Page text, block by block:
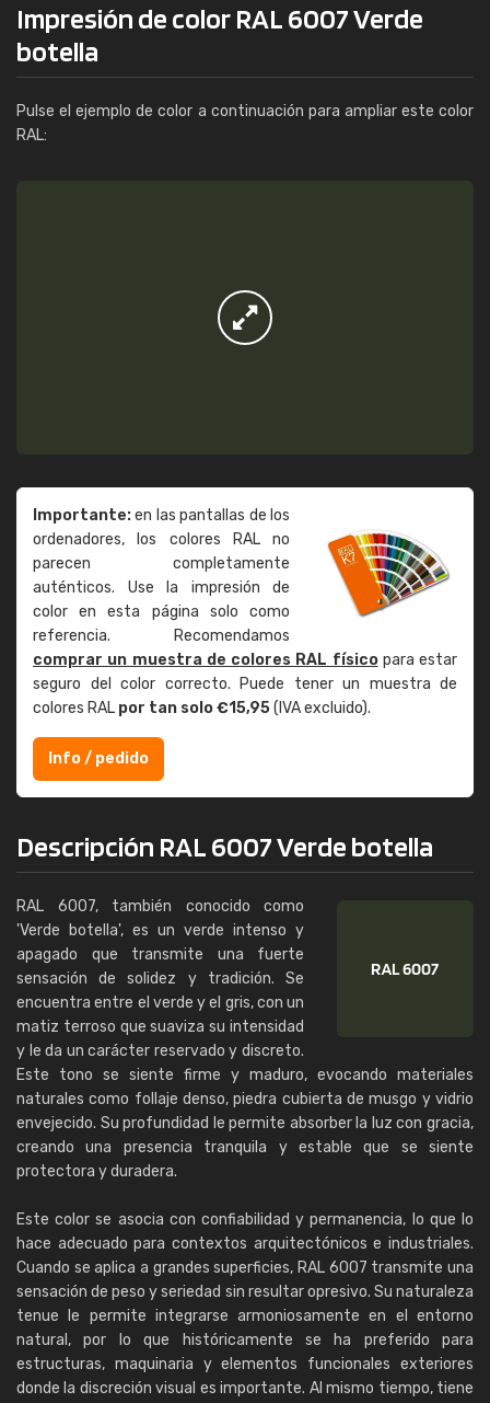
Impresión de color RAL 6007 Verde
botella
Pulse el ejemplo de color a continuación para ampliar este color
RAL:
Importante:en las pantallas de los
ordenadores, los colores RAL no
parecen completamente
auténticos. Use la impresión de
color en esta página solo como
referencia. Recomendamos
comprar un muestra de colores RAL físicopara estar
seguro del color correcto. Puede tener un muestra de
colores RAL por tan solo €15,95(IVA excluido).
Info / pedido
Descripción RAL 6007 Verde botella
RAL 6007, también conocido como
'Verde botella', es un verde intenso y
apagado que transmite una fuerte
sensación de solidez y tradición. Se
encuentra entre el verde y el gris, con un
matiz terroso que suaviza su intensidad
y le da un carácter reservado y discreto.
Este tono se siente firme y maduro, evocando materiales
naturales como follaje denso, piedra cubierta de musgo y vidrio
envejecido. Su profundidad le permite absorber la luz con gracia,
creando una presencia tranquila y estable que se siente
protectora y duradera.
Este color se asocia con confiabilidad y permanencia, lo que lo
hace adecuado para contextos arquitectónicos e industriales.
Cuando se aplica a grandes superficies, RAL 6007 transmite una
sensación de peso y seriedad sin resultar opresivo. Su naturaleza
tenue le permite integrarse armoniosamente en el entorno
natural, por lo que históricamente se ha preferido para
estructuras, maquinaria y elementos funcionales exteriores
donde la discreción visual es importante. Al mismo tiempo, tiene